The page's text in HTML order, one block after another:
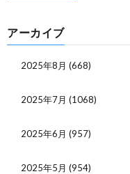
アーカイブ
2025年8月 (668)
2025年7月 (1068)
2025年6月 (957)
2025年5月 (954)